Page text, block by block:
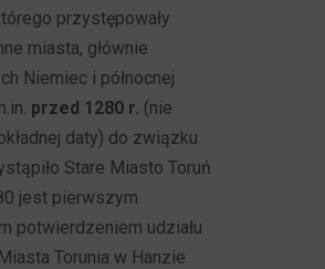
przystępowały
miasta, głównie
Niemiec i północnej
przed 1280 r. (nie
daty) do związku
Stare Miasto Toruń
jest pierwszym
potwierdzeniem udziału
Torunia w Hanzie